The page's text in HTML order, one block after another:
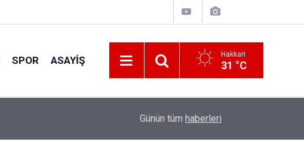
SPOR ASAYIŞ Hakkari
31 °C
AK Parti Hakkâri Teşkilatı Esendere'de
Günün tüm haberleri